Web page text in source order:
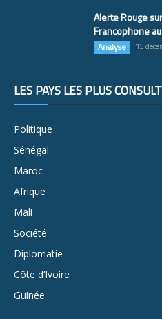
Alerte Rouge sur
Francophone
Analyse 15
LES PAYS LES PLUS
Politique
Sénégal
Maroc
Afrique
Mali
Société
Diplomatie
Côte d’Ivoire
Guinée